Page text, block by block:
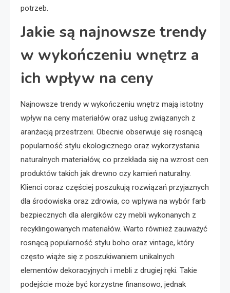
potrzeb.
Jakie są najnowsze trendy
w wykończeniu wnętrz a
ich wpływ na ceny
Najnowsze trendy w wykończeniu wnętrz mają istotny
wpływ na ceny materiałów oraz usług związanych z
aranżacją przestrzeni. Obecnie obserwuje się rosnącą
popularność stylu ekologicznego oraz wykorzystania
naturalnych materiałów, co przekłada się na wzrost cen
produktów takich jak drewno czy kamień naturalny.
Klienci coraz częściej poszukują rozwiązań przyjaznych
dla środowiska oraz zdrowia, co wpływa na wybór farb
bezpiecznych dla alergików czy mebli wykonanych z
recyklingowanych materiałów. Warto również zauważyć
rosnącą popularność stylu boho oraz vintage, który
często wiąże się z poszukiwaniem unikalnych
elementów dekoracyjnych i mebli z drugiej ręki. Takie
podejście może być korzystne finansowo, jednak